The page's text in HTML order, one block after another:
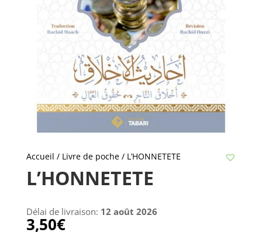
Accueil / Livre de poche/ L’HONNETETE
L’HONNETETE
Délai de livraison: 12 août 2026
3,50€